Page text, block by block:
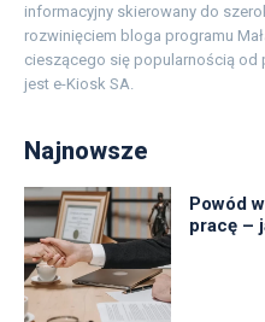
informacyjny skierowany do
rozwinięciem bloga programu
cieszącego się popularnością od
jest e-Kiosk SA.
Najnowsze
Powód
pracę –